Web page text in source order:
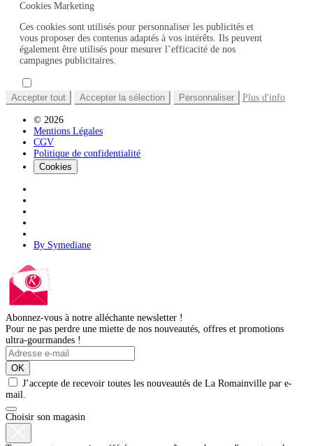
Cookies Marketing
Ces cookies sont utilisés pour personnaliser les publicités et
vous proposer des contenus adaptés à vos intérêts. Ils peuvent
également être utilisés pour mesurer l’efficacité de nos
campagnes publicitaires.
Accepter tout Accepter la sélection Personnaliser Plus d'info
© 2026
Mentions Légales
CGV
Politique de confidentialité
Cookies
By Symediane
Abonnez-vous à notre alléchante newsletter !
Pour ne pas perdre une miette de nos nouveautés, offres et promotions
ultra-gourmandes !
OK
J’accepte de recevoir toutes les nouveautés de La Romainville par e-
mail.
Choisir son magasin